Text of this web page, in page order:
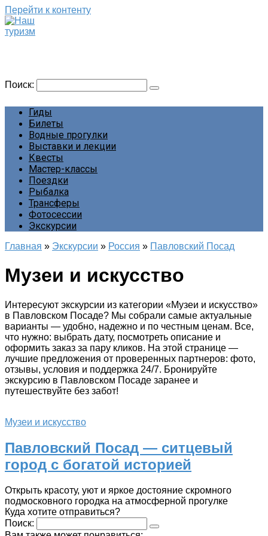
Перейти к контенту
Поиск:
Гиды
Билеты
Водные прогулки
Выставки и лекции
Квесты
Мастер-классы
Поездки
Рыбалка
Трансферы
Фотосессии
Экскурсии
Главная » Экскурсии » Россия » Павловский Посад
Музеи и искусство
Интересуют экскурсии из категории «Музеи и искусство»
в Павловском Посаде? Мы собрали самые актуальные
варианты — удобно, надежно и по честным ценам. Все,
что нужно: выбрать дату, посмотреть описание и
оформить заказ за пару кликов. На этой странице —
лучшие предложения от проверенных партнеров: фото,
отзывы, условия и поддержка 24/7. Бронируйте
экскурсию в Павловском Посаде заранее и
путешествуйте без забот!
Музеи и искусство
Павловский Посад — ситцевый
город с богатой историей
Открыть красоту, уют и яркое достояние скромного
подмосковного городка на атмосферной прогулке
Куда хотите отправиться?
Поиск: